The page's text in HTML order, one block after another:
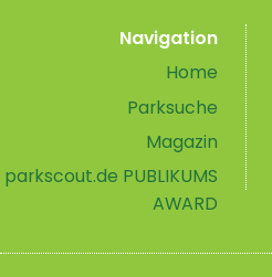
Navigation
Home
Parksuche
Magazin
parkscout.de PUBLIKUMS
AWARD